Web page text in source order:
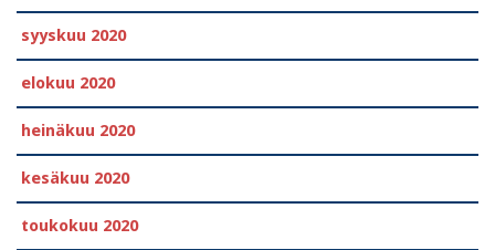
syyskuu 2020
elokuu 2020
heinäkuu 2020
kesäkuu 2020
toukokuu 2020